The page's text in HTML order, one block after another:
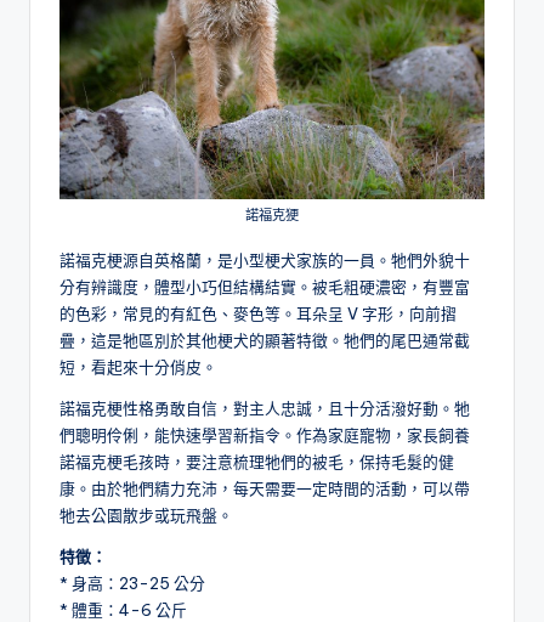
諾福克㹴
諾福克梗源自英格蘭，是小型梗犬家族的一員。牠們外貌十
分有辨識度，體型小巧但結構結實。被毛粗硬濃密，有豐富
的色彩，常見的有紅色、麥色等。耳朵呈 V 字形，向前摺
疊，這是牠區別於其他梗犬的顯著特徵。牠們的尾巴通常截
短，看起來十分俏皮。
諾福克梗性格勇敢自信，對主人忠誠，且十分活潑好動。牠
們聰明伶俐，能快速學習新指令。作為家庭寵物，家長飼養
諾福克梗毛孩時，要注意梳理牠們的被毛，保持毛髮的健
康。由於牠們精力充沛，每天需要一定時間的活動，可以帶
牠去公園散步或玩飛盤。
特徵：
* 身高：23-25 公分
* 體重：4-6 公斤